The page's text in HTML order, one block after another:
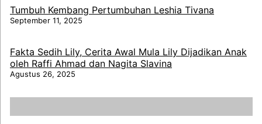
Tumbuh Kembang Pertumbuhan Leshia Tivana
September 11, 2025
Fakta Sedih Lily, Cerita Awal Mula Lily Dijadikan Anak
oleh Raffi Ahmad dan Nagita Slavina
Agustus 26, 2025